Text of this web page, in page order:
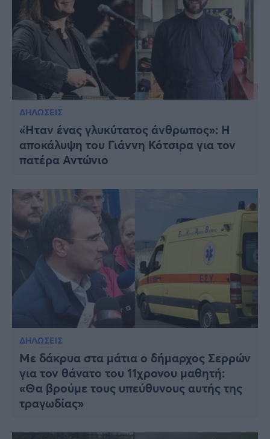
ΔΗΛΩΣΕΙΣ
«Ήταν ένας γλυκύτατος άνθρωπος»: Η
αποκάλυψη του Γιάννη Κότσιρα για τον
πατέρα Αντώνιο
ΔΗΛΩΣΕΙΣ
Με δάκρυα στα μάτια ο δήμαρχος Σερρών
για τον θάνατο του 11χρονου μαθητή:
«Θα βρούμε τους υπεύθυνους αυτής της
τραγωδίας»